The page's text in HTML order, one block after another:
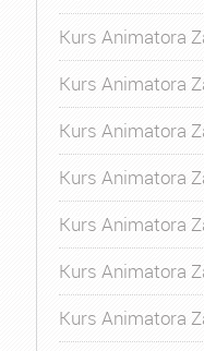
Kurs Animatora
Kurs Animatora
Kurs Animatora
Kurs Animatora
Kurs Animatora
Kurs Animatora
Kurs Animatora